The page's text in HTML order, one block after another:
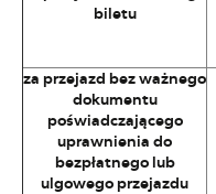
biletu
za przejazd bez ważnego
dokumentu
poświadczającego
uprawnienia do
bezpłatnego lub
ulgowego przejazdu